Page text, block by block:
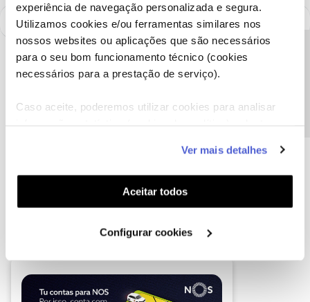
experiência de navegação personalizada e segura.
Utilizamos cookies e/ou ferramentas similares nos
nossos websites ou aplicações que são necessários
para o seu bom funcionamento técnico (cookies
necessários para a prestação de serviço).
Caso aceite, poderemos utilizar cookies para analisar
funcionalidades (cookies de personalização e
funcionalidade) e adaptar anúncios aos seus interesses
(cookies de publicidade personalizada). Pode gerir a
utilização dos cookies clicando em "Configurar
Ver mais detalhes
Aceitar todos
Configurar cookies
A poupança que COMBINA